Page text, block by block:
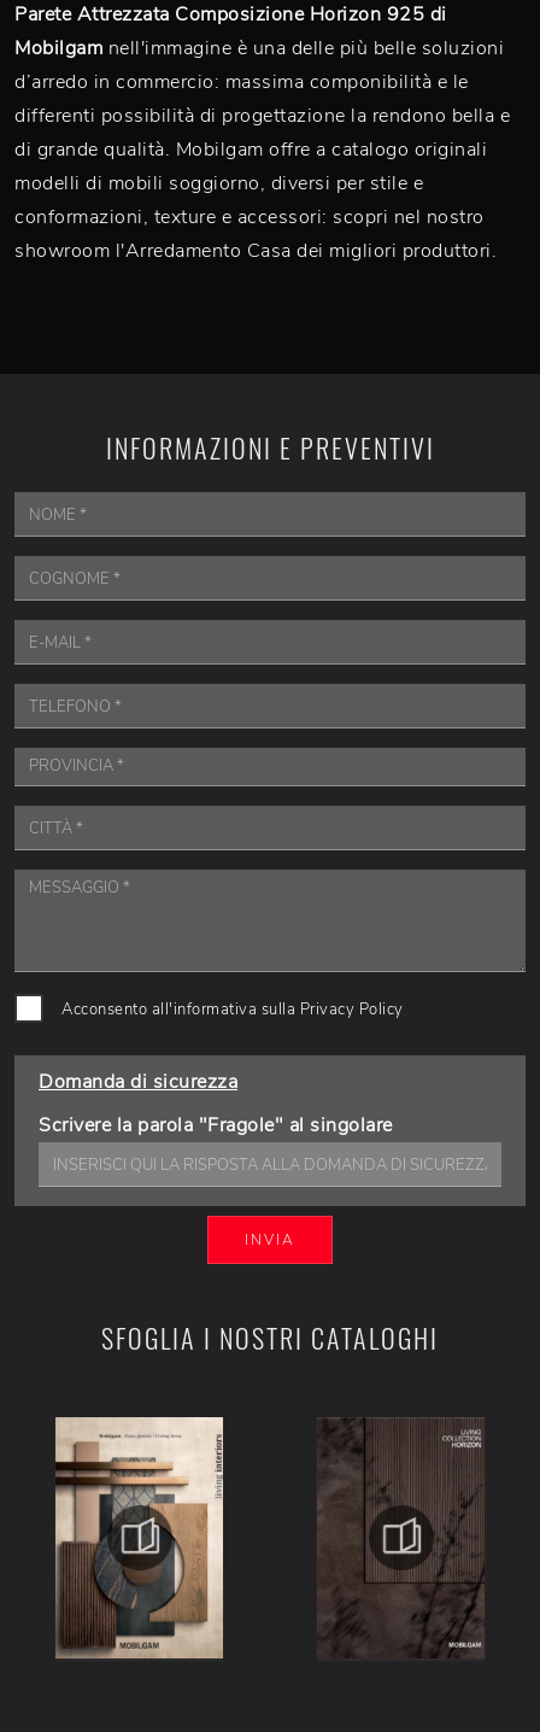
Parete Attrezzata Composizione Horizon 925 di
Mobilgam nell'immagine è una delle più belle soluzioni
d’arredo in commercio: massima componibilità e le
differenti possibilità di progettazione la rendono bella e
di grande qualità. Mobilgam offre a catalogo originali
modelli di mobili soggiorno, diversi per stile e
conformazioni, texture e accessori: scopri nel nostro
showroom l'Arredamento Casa dei migliori produttori.
SFOGLIA I NOSTRI CATALOGHI
INFORMAZIONI E PREVENTIVI
Acconsento all'informativa sulla Privacy Policy
Domanda di sicurezza
Scrivere la parola "Fragole" al singolare
INVIA